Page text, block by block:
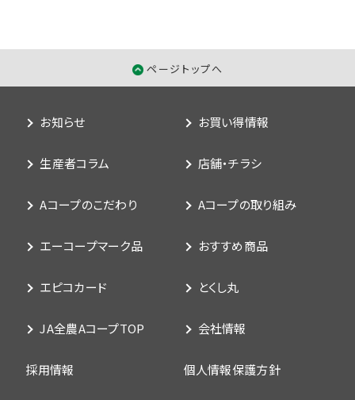
ページトップへ
お知らせ お買い得情報
生産者コラム 店舗・チラシ
Aコープのこだわり Aコープの取り組み
エーコープマーク品 おすすめ商品
エピコカード とくし丸
JA全農AコープTOP 会社情報
採用情報 個人情報保護方針